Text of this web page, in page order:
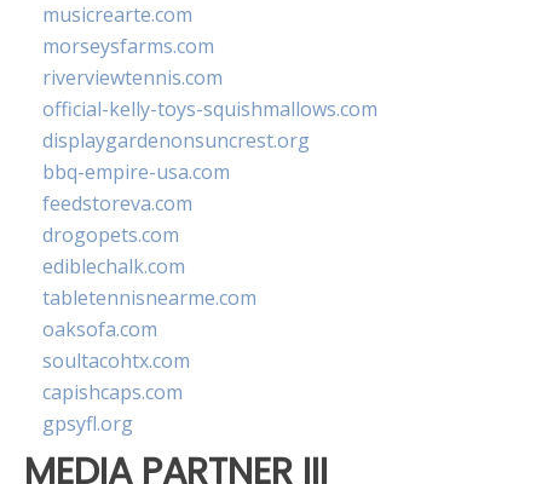
musicrearte.com
morseysfarms.com
riverviewtennis.com
official-kelly-toys-squishmallows.com
displaygardenonsuncrest.org
bbq-empire-usa.com
feedstoreva.com
drogopets.com
ediblechalk.com
tabletennisnearme.com
oaksofa.com
soultacohtx.com
capishcaps.com
gpsyfl.org
MEDIA PARTNER III